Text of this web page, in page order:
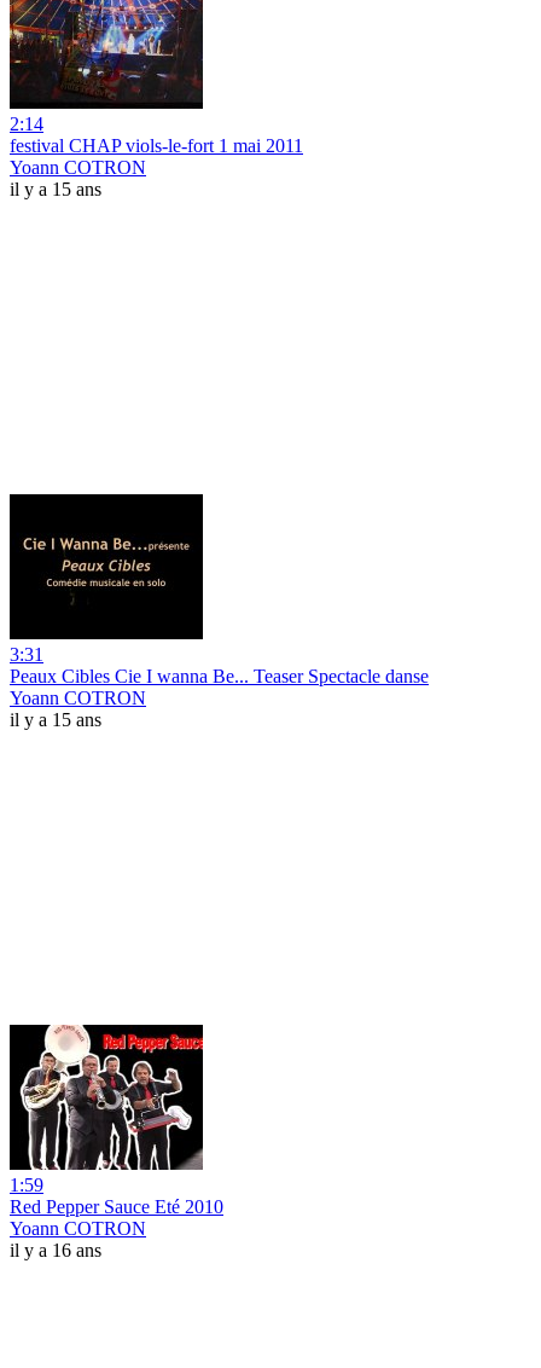
2:14
festival CHAP viols-le-fort 1 mai 2011
Yoann COTRON
il y a 15 ans
3:31
Peaux Cibles Cie I wanna Be... Teaser Spectacle danse
Yoann COTRON
il y a 15 ans
1:59
Red Pepper Sauce Eté 2010
Yoann COTRON
il y a 16 ans